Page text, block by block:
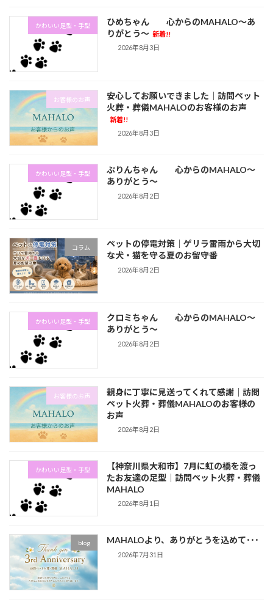
かわいい足型・手型
ひめちゃん 心からのMAHALO～あ
りがとう～ 新着!!
2026年8月3日
お客様のお声
安心してお願いできました｜訪問ペット
火葬・葬儀MAHALOのお客様のお声
新着!!
2026年8月3日
かわいい足型・手型
ぷりんちゃん 心からのMAHALO～
ありがとう～
2026年8月2日
コラム
ペットの停電対策｜ゲリラ雷雨から大切
な犬・猫を守る夏のお留守番
2026年8月2日
かわいい足型・手型
クロミちゃん 心からのMAHALO～
ありがとう～
2026年8月2日
お客様のお声
親身に丁寧に見送ってくれて感謝｜訪問
ペット火葬・葬儀MAHALOのお客様の
お声
2026年8月2日
かわいい足型・手型
【神奈川県大和市】7月に虹の橋を渡っ
たお友達の足型｜訪問ペット火葬・葬儀
MAHALO
2026年8月1日
blog MAHALOより、ありがとうを込めて･･･
2026年7月31日